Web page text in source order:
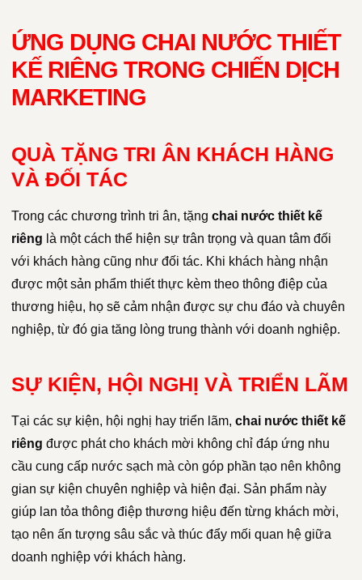
ỨNG DỤNG CHAI NƯỚC THIẾT
KẾ RIÊNG TRONG CHIẾN DỊCH
MARKETING
QUÀ TẶNG TRI ÂN KHÁCH HÀNG
VÀ ĐỐI TÁC
Trong các chương trình tri ân, tặng chai nước thiết kế
riêng là một cách thể hiện sự trân trọng và quan tâm đối
với khách hàng cũng như đối tác. Khi khách hàng nhận
được một sản phẩm thiết thực kèm theo thông điệp của
thương hiệu, họ sẽ cảm nhận được sự chu đáo và chuyên
nghiệp, từ đó gia tăng lòng trung thành với doanh nghiệp.
SỰ KIỆN, HỘI NGHỊ VÀ TRIỂN LÃM
Tại các sự kiện, hội nghị hay triển lãm, chai nước thiết kế
riêng được phát cho khách mời không chỉ đáp ứng nhu
cầu cung cấp nước sạch mà còn góp phần tạo nên không
gian sự kiện chuyên nghiệp và hiện đại. Sản phẩm này
giúp lan tỏa thông điệp thương hiệu đến từng khách mời,
tạo nên ấn tượng sâu sắc và thúc đẩy mối quan hệ giữa
doanh nghiệp với khách hàng.